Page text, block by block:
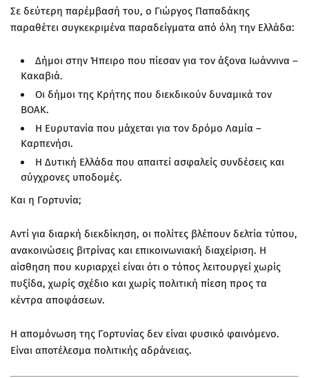
Σε δεύτερη παρέμβασή του, ο Γιώργος Παπαδάκης
παραθέτει συγκεκριμένα παραδείγματα από όλη την Ελλάδα:
Δήμοι στην Ήπειρο που πίεσαν για τον άξονα Ιωάννινα –
Κακαβιά.
Οι δήμοι της Κρήτης που διεκδικούν δυναμικά τον
ΒΟΑΚ.
Η Ευρυτανία που μάχεται για τον δρόμο Λαμία –
Καρπενήσι.
Η Δυτική Ελλάδα που απαιτεί ασφαλείς συνδέσεις και
σύγχρονες υποδομές.
Και η Γορτυνία;
Αντί για διαρκή διεκδίκηση, οι πολίτες βλέπουν δελτία τύπου,
ανακοινώσεις βιτρίνας και επικοινωνιακή διαχείριση. Η
αίσθηση που κυριαρχεί είναι ότι ο τόπος λειτουργεί χωρίς
πυξίδα, χωρίς σχέδιο και χωρίς πολιτική πίεση προς τα
κέντρα αποφάσεων.
Η απομόνωση της Γορτυνίας δεν είναι φυσικό φαινόμενο.
Είναι αποτέλεσμα πολιτικής αδράνειας.